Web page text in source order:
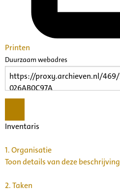
Printen
Duurzaam webadres
Inventaris
1.Organisatie
Toon details van deze beschrijving
2.Taken